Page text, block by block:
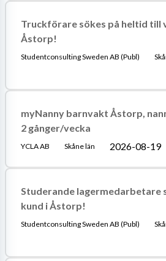
Truckförare sökes på heltid till
Åstorp!
Studentconsulting Sweden AB (Publ)
myNanny barnvakt Åstorp,
2 gånger/vecka
YCLA AB Skåne län 2026-08-19
Studerande lagermedarbetare
kund i Åstorp!
Studentconsulting Sweden AB (Publ)